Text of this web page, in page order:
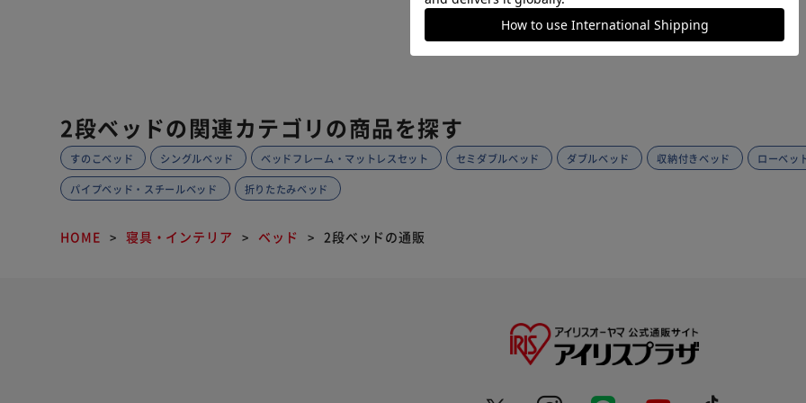
2段ベッドの関連カテゴリの商品を探す
すのこベッド シングルベッド ベッドフレーム・マットレスセット セミダブルベッド ダブルベッド 収納付きベッド ローベッ
パイプベッド・スチールベッド 折りたたみベッド
HOME 寝具・インテリア ベッド 2段ベッドの通販